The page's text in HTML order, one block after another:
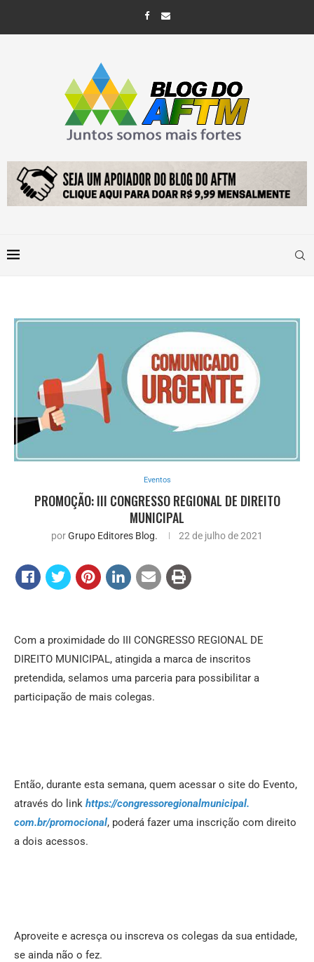
Eventos
PROMOÇÃO: III CONGRESSO REGIONAL DE DIREITO
MUNICIPAL
porGrupo Editores Blog. 22 de julho de 2021
Com a proximidade do III CONGRESSO REGIONAL DE
DIREITO MUNICIPAL, atingida a marca de inscritos
pretendida, selamos uma parceria para possibilitar a
participação de mais colegas.
Então, durante esta semana, quem acessar o site do Evento,
através do link https://congressoregionalmunicipal.
com.br/promocional, poderá fazer uma inscrição com direito
a dois acessos.
Aproveite e acresça ou inscreva os colegas da sua entidade,
se ainda não o fez.